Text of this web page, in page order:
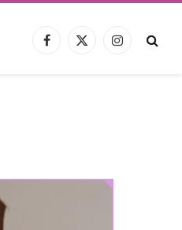
Facebook
X
Instagram